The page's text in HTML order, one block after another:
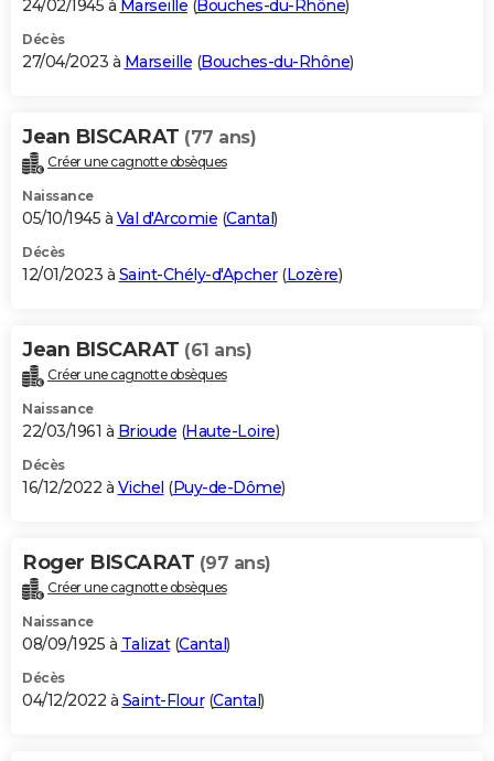
24/02/1945 à Marseille (Bouches-du-Rhône)
Décès
27/04/2023 à Marseille (Bouches-du-Rhône)
Jean BISCARAT (77 ans)
Créer une cagnotte obsèques
Naissance
05/10/1945 à Val d'Arcomie (Cantal)
Décès
12/01/2023 à Saint-Chély-d'Apcher(Lozère)
Jean BISCARAT (61 ans)
Créer une cagnotte obsèques
Naissance
22/03/1961 à Brioude (Haute-Loire)
Décès
16/12/2022 à Vichel (Puy-de-Dôme)
Roger BISCARAT (97 ans)
Créer une cagnotte obsèques
Naissance
08/09/1925 à Talizat(Cantal)
Décès
04/12/2022 à Saint-Flour(Cantal)